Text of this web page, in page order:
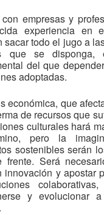
empresas y
experiencia en
sacar todo el jugo a
que se disponga,
del que
adoptadas.
económica, que
de recursos que
culturales hará
pero la
sostenibles serán
frente. Será
innovación y apostar
y evolucionar